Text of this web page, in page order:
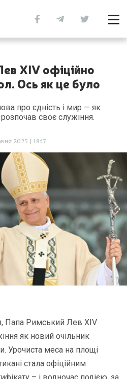
XIV офіційно
Ось як це було
про єдність і мир — як
своє служіння.
2025 | 18:17
Папа Римський Лев XIV
як новий очільник
Урочиста меса на площі
стала офіційним